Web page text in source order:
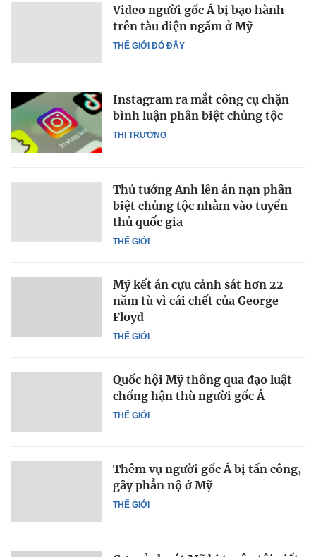
THẾ GIỚI ĐÓ ĐÂY
Video người gốc Á bị bạo hành
trên tàu điện ngầm ở Mỹ
THỊ TRƯỜNG
Instagram ra mắt công cụ chặn
bình luận phân biệt chủng tộc
THẾ GIỚI
Thủ tướng Anh lên án nạn phân
biệt chủng tộc nhằm vào tuyển
thủ quốc gia
THẾ GIỚI
Mỹ kết án cựu cảnh sát hơn 22
năm tù vì cái chết của George
Floyd
THẾ GIỚI
Quốc hội Mỹ thông qua đạo luật
chống hận thù người gốc Á
THẾ GIỚI
Thêm vụ người gốc Á bị tấn công,
gây phẫn nộ ở Mỹ